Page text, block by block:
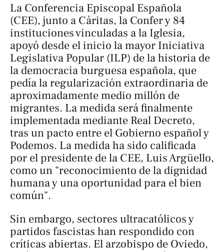
La Conferencia Episcopal Española
(CEE), junto a Cáritas, la Confer y 84
instituciones vinculadas a la Iglesia,
apoyó desde el inicio la mayor Iniciativa
Legislativa Popular (ILP) de la historia de
la democracia burguesa española, que
pedía la regularización extraordinaria de
aproximadamente medio millón de
migrantes. La medida será finalmente
implementada mediante Real Decreto,
tras un pacto entre el Gobierno español y
Podemos. La medida ha sido calificada
por el presidente de la CEE, Luis Argüello,
como un "reconocimiento de la dignidad
humana y una oportunidad para el bien
común".
Sin embargo, sectores ultracatólicos y
partidos fascistas han respondido con
críticas abiertas. El arzobispo de Oviedo,